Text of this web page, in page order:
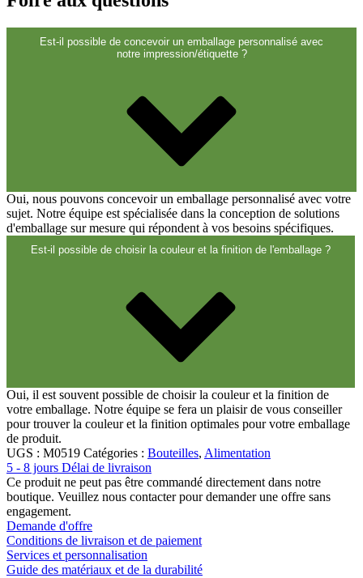
Est-il possible de concevoir un emballage personnalisé avec
notre impression/étiquette ?
Oui, nous pouvons concevoir un emballage personnalisé avec votre
sujet. Notre équipe est spécialisée dans la conception de solutions
d'emballage sur mesure qui répondent à vos besoins spécifiques.
Est-il possible de choisir la couleur et la finition de l'emballage ?
Oui, il est souvent possible de choisir la couleur et la finition de
votre emballage. Notre équipe se fera un plaisir de vous conseiller
pour trouver la couleur et la finition optimales pour votre emballage
de produit.
UGS : M0519 Catégories : Bouteilles, Alimentation
5 - 8 jours Délai de livraison
Ce produit ne peut pas être commandé directement dans notre
boutique. Veuillez nous contacter pour demander une offre sans
engagement.
Demande d'offre
Conditions de livraison et de paiement
Services et personnalisation
Guide des matériaux et de la durabilité